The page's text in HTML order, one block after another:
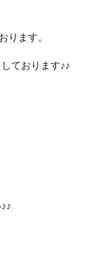
ります。
ております♪♪